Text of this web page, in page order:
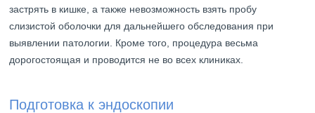
застрять в кишке, а также невозможность взять пробу
слизистой оболочки для дальнейшего обследования при
выявлении патологии. Кроме того, процедура весьма
дорогостоящая и проводится не во всех клиниках.
Подготовка к эндоскопии